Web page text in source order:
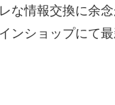
な情報交換に余
ンショップにて